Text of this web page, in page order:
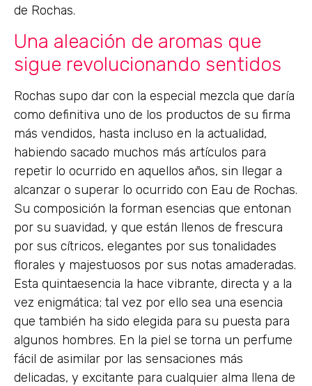
de Rochas.
Una aleación de aromas que
sigue revolucionando sentidos
Rochas supo dar con la especial mezcla que daría
como definitiva uno de los productos de su firma
más vendidos, hasta incluso en la actualidad,
habiendo sacado muchos más artículos para
repetir lo ocurrido en aquellos años, sin llegar a
alcanzar o superar lo ocurrido con Eau de Rochas.
Su composición la forman esencias que entonan
por su suavidad, y que están llenos de frescura
por sus cítricos, elegantes por sus tonalidades
florales y majestuosos por sus notas amaderadas.
Esta quintaesencia la hace vibrante, directa y a la
vez enigmática; tal vez por ello sea una esencia
que también ha sido elegida para su puesta para
algunos hombres. En la piel se torna un perfume
fácil de asimilar por las sensaciones más
delicadas, y excitante para cualquier alma llena de